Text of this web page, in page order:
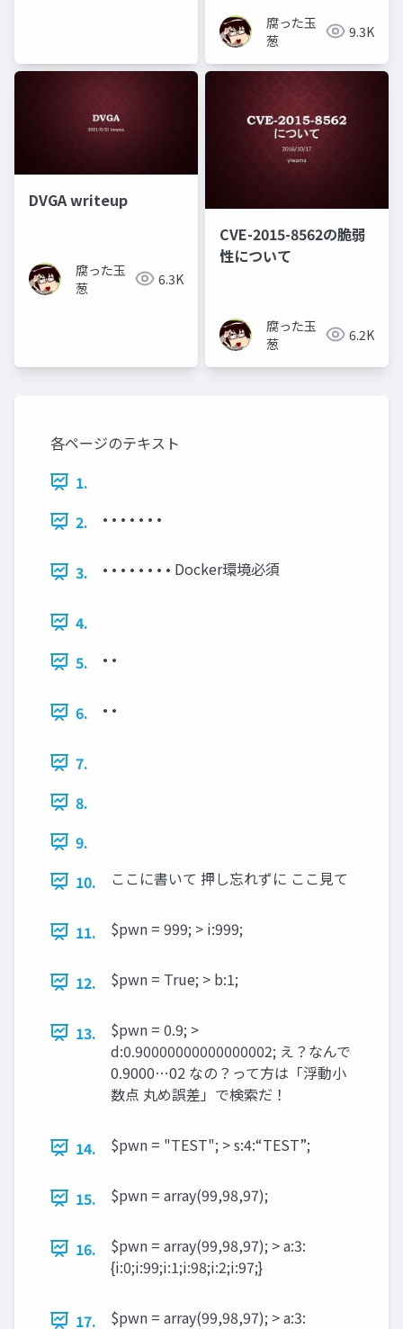
腐った玉
葱
9.3K
DVGA writeup
腐った玉
葱
6.3K
CVE-2015-8562の脆弱
性について
腐った玉
葱
6.2K
各ページのテキスト
1.
2.
• • • • • • •
3. • • • • • • • • Docker環境必須
4.
5.
• •
6. • •
7.
8.
9.
10.
ここに書いて 押し忘れずに ここ見て
11. $pwn = 999; > i:999;
12. $pwn = True; > b:1;
13.
$pwn = 0.9; >
d:0.90000000000000002; え？なんで
0.9000…02 なの？って方は「浮動小
数点 丸め誤差」で検索だ！
14. $pwn = "TEST"; > s:4:“TEST”;
15. $pwn = array(99,98,97);
16.
$pwn = array(99,98,97); > a:3:
{i:0;i:99;i:1;i:98;i:2;i:97;}
17.
$pwn = array(99,98,97); > a:3: